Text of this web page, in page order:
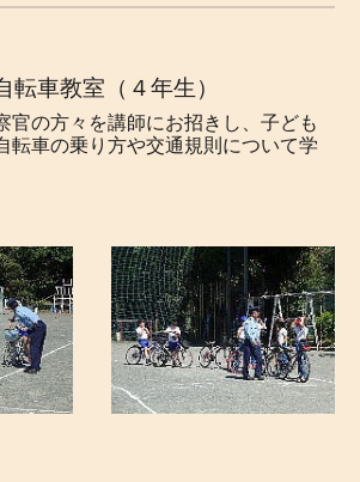
転車教室（４年生）
の方々を講師にお招きし、子ども
転車の乗り方や交通規則について学